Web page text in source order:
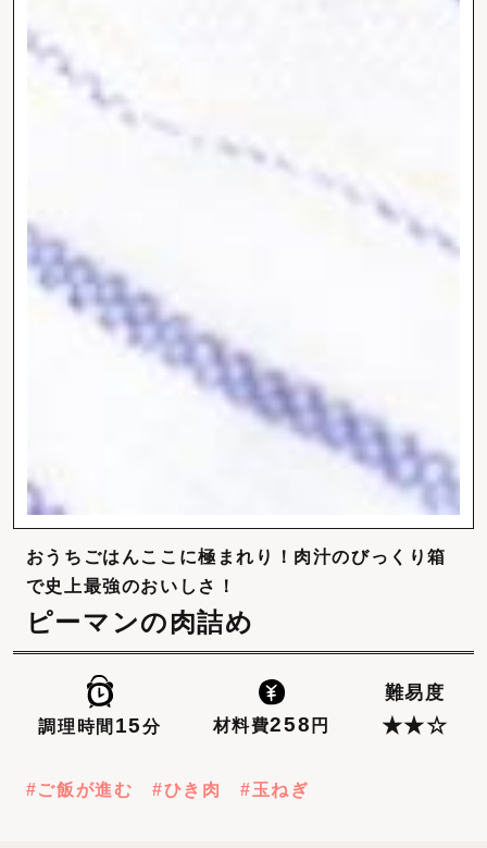
おうちごはんここに極まれり！肉汁のびっくり箱
で史上最強のおいしさ！
ピーマンの肉詰め
調理時間 15分 材料費258 円
難易度
★★☆
ご飯が進む ひき肉 玉ねぎ